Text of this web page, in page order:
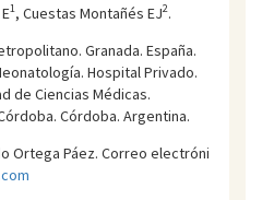
1, Cuestas Montañés EJ2.
Granada. España.
Hospital Privado.
de Ciencias Médicas.
Córdoba. Argentina.
Ortega Páez. Correo electróni